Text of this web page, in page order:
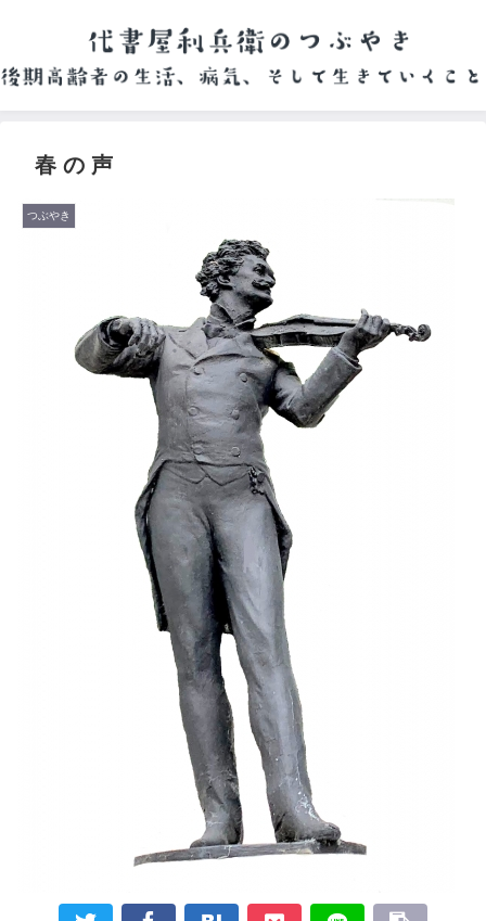
春 の 声
つぶやき